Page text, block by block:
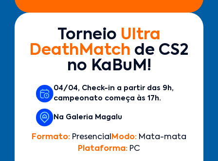
Torneio Ultra
DeathMatch de CS2
no KaBuM!
04/04, Check-in a partir das 9h,
campeonato começa às 17h.
Na Galeria Magalu
Formato: PresencialModo: Mata-mata
Plataforma: PC